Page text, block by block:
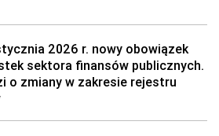
2026 r. nowy obowiązek
sektora finansów publicznych.
o zmiany w zakresie rejestru